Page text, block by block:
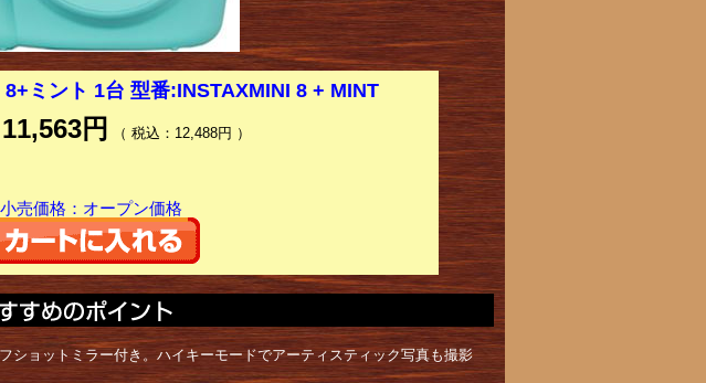
ミント 1台 型番:INSTAXMINI 8 + MINT
11,563円 （ 税込：12,488円 ）
売価格：オープン価格
ショットミラー付き。ハイキーモードでアーティスティック写真も撮影